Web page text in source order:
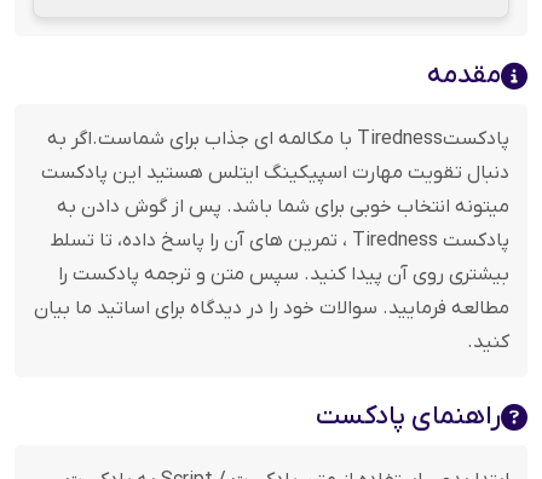
مقدمه
پادکستTiredness با مکالمه ای جذاب برای شماست.اگر به
دنبال تقویت مهارت اسپیکینگ ایتلس هستید این پادکست
میتونه انتخاب خوبی برای شما باشد. پس از گوش دادن به
پادکست Tiredness ، تمرین های آن را پاسخ داده، تا تسلط
بیشتری روی آن پیدا کنید. سپس متن و ترجمه پادکست را
مطالعه فرمایید. سوالات خود را در دیدگاه برای اساتید ما بیان
کنید.
راهنمای پادکست